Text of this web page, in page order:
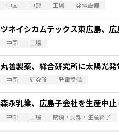
中国 中部 工場 発電設備
ツネイシカムテックス東広島、
中国 工場
丸善製薬、総合研究所に太陽光
中国 研究所 発電設備
森永乳業、広島子会社を生産中止
中国 工場 閉鎖・売却・生産終了